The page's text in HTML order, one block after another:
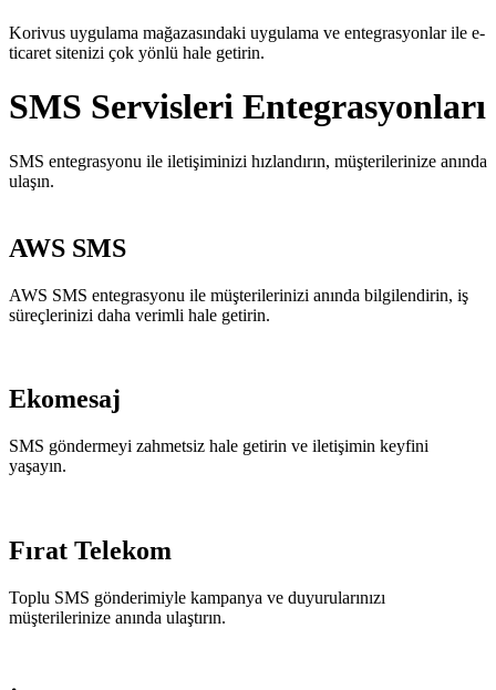
Korivus uygulama mağazasındaki uygulama ve entegrasyonlar ile e-
ticaret sitenizi çok yönlü hale getirin.
SMS Servisleri Entegrasyonları
SMS entegrasyonu ile iletişiminizi hızlandırın, müşterilerinize anında
ulaşın.
AWS SMS
AWS SMS entegrasyonu ile müşterilerinizi anında bilgilendirin, iş
süreçlerinizi daha verimli hale getirin.
Ekomesaj
SMS göndermeyi zahmetsiz hale getirin ve iletişimin keyfini
yaşayın.
Fırat Telekom
Toplu SMS gönderimiyle kampanya ve duyurularınızı
müşterilerinize anında ulaştırın.